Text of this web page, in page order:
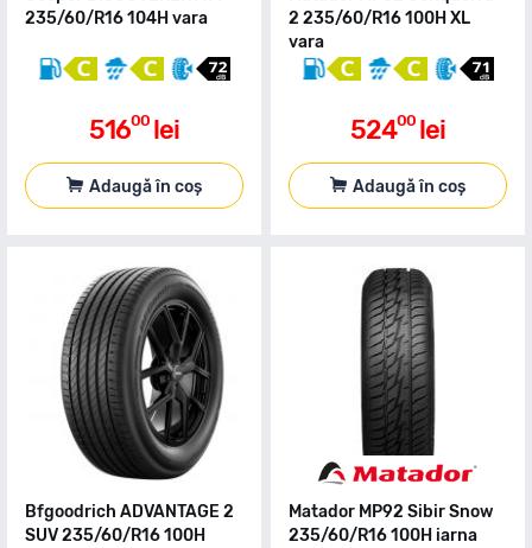
235/60/R16 104H vara
51600 lei
Adaugă în coș
2 235/60/R16 100H XL
vara
52400 lei
Adaugă în coș
Bfgoodrich ADVANTAGE 2
SUV 235/60/R16 100H
Matador MP92 Sibir Snow
235/60/R16 100H iarna